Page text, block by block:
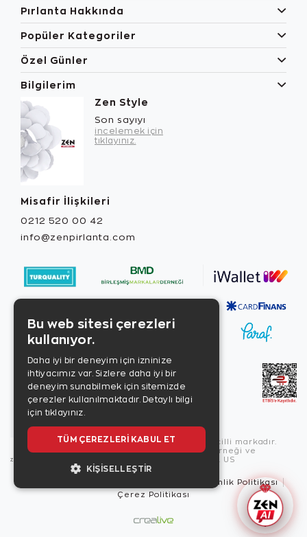
Pırlanta Hakkında
Popüler Kategoriler
Özel Günler
Bilgilerim
Zen Style
Son sayıyı
incelemek için
tıklayınız.
Misafir İlişkileri
0212 520 00 42
info@zenpirlanta.com
Copyright © 2026, Zen Diamond tescilli markadır.
Zen Diamond Birleşmiş Markalar Derneği ve
Turquality Destek Programı üyesidir. US
Güvenlik Politikası
Çerez Politikası
Bu web sitesi çerezleri
kullanıyor.
Daha iyi bir deneyim için izninize
ihtiyacımız var. Sizlere daha iyi bir
deneyim sunabilmek için sitemizde
çerezler kullanılmaktadır. Detaylı bilgi
için tıklayınız.
TÜM ÇEREZLERI KABUL ET
KIŞISELLEŞTIR